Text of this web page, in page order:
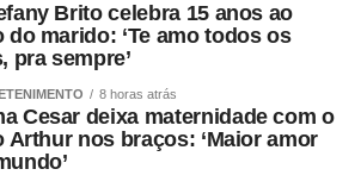
espera do Sistema Único de Saúde
colocou Cuiabá em destaque no
HMC promoveu um mutirão exclusivo
para vítimas de queimaduras
de acidentes de trabalho, tornando-
Brito celebra 15 anos ao
do marido: ‘Te amo todos os
pra sempre’
8 horas atrás
Cesar deixa maternidade com o
Arthur nos braços: ‘Maior amor